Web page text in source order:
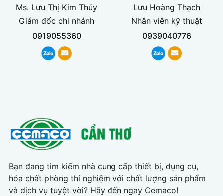
Ms. Lưu Thị Kim Thủy
Giám đốc chi nhánh
0919055360
Lưu Hoàng Thạch
Nhân viên kỹ thuật
0939040776
Bạn đang tìm kiếm nhà cung cấp thiết bị, dụng cụ,
hóa chất phòng thí nghiệm với chất lượng sản phẩm
và dịch vụ tuyệt vời? Hãy đến ngay Cemaco!